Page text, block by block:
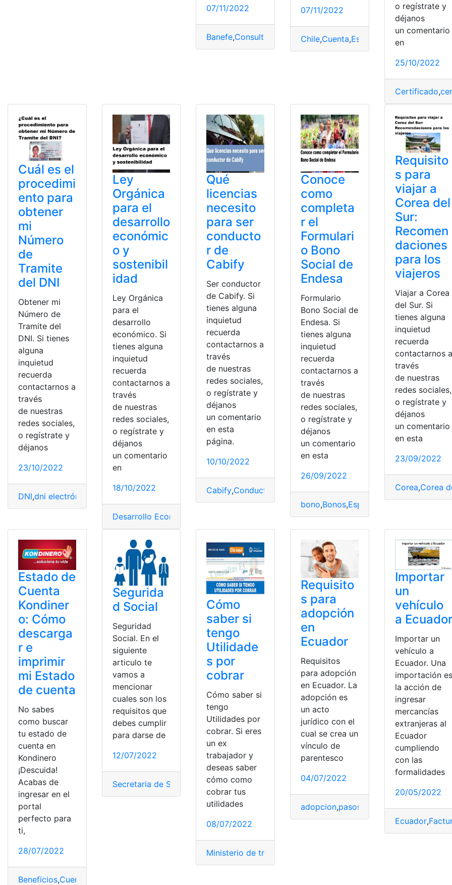
07/11/2022
Banefe,Consulta Estado de Cuenta Información
07/11/2022
Chile,Cuenta,Estado de Cuenta
o regístrate y
déjanos
un comentario
en
25/10/2022
Certificado,
Cuál es el
procedimi
ento para
obtener
mi
Número
de
Tramite
del DNI
Obtener mi
Número de
Tramite del
DNI. Si tienes
alguna
inquietud
recuerda
contactarnos a
través
de nuestras
redes sociales,
o regístrate y
déjanos
23/10/2022
DNI,dni electrónico Tramite del DNI,Tramites,Tramites en línea
Ley
Orgánica
para el
desarrollo
económic
o y
sostenibil
idad
Ley Orgánica
para el
desarrollo
económico. Si
tienes alguna
inquietud
recuerda
contactarnos a
través
de nuestras
redes sociales,
o regístrate y
déjanos
un comentario
en
18/10/2022
Desarrollo Económico Ley orgánica de la economía,Tramites
Qué
licencias
necesito
para ser
conducto
r de
Cabify
Ser conductor
de Cabify. Si
tienes alguna
inquietud
recuerda
contactarnos a
través
de nuestras
redes sociales,
o regístrate y
déjanos
un comentario
en esta
página.
10/10/2022
Cabify,Conductores Licencias,Tramites,Tramites en línea,VTC
Conoce
como
completa
r el
Formulari
o Bono
Social de
Endesa
Formulario
Bono Social de
Endesa. Si
tienes alguna
inquietud
recuerda
contactarnos a
través
de nuestras
redes sociales,
o regístrate y
déjanos
un comentario
en esta
26/09/2022
bono,Bonos,España
Requisito
s para
viajar a
Corea del
Sur:
Recomen
daciones
para los
viajeros
Viajar a Corea
del Sur. Si
tienes alguna
inquietud
recuerda
contactarnos a
través
de nuestras
redes sociales,
o regístrate y
déjanos
un comentario
en esta
23/09/2022
Corea,Corea
Estado de
Cuenta
Kondiner
o: Cómo
descarga
r e
imprimir
mi Estado
de cuenta
No sabes
como buscar
tu estado de
cuenta en
Kondinero
¡Descuida!
Acabas de
ingresar en el
portal
perfecto para
ti,
28/07/2022
Beneficios,Cuenta Kondinero
Segurida
d Social
Seguridad
Social. En el
siguiente
articulo te
vamos a
mencionar
cuales son los
requisitos que
debes cumplir
para darse de
12/07/2022
Secretaria de Seguridad Ciudadana,Seguridad Tramite de verificación
Cómo
saber si
tengo
Utilidade
s por
cobrar
Cómo saber si
tengo
Utilidades por
cobrar. Si eres
un ex
trabajador y
deseas saber
cómo como
cobrar tus
utilidades
08/07/2022
Ministerio de trabajo
Requisito
s para
adopción
en
Ecuador
Requisitos
para adopción
en Ecuador. La
adopción es
un acto
jurídico con el
cual se crea un
vínculo de
parentesco
04/07/2022
adopcion,pasos y requisitos,Requisitos,
Importar
un
vehículo
a Ecuador
Importar un
vehículo a
Ecuador. Una
importación es
la acción de
ingresar
mercancías
extranjeras al
Ecuador
cumpliendo
con las
formalidades
20/05/2022
Ecuador,Factura